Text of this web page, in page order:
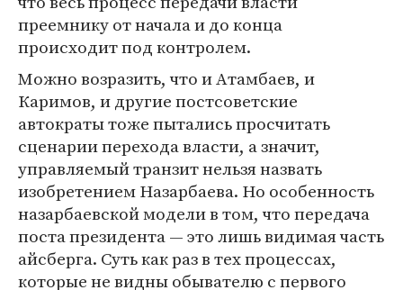
преемнику от начала и до конца
происходит под контролем.
Можно возразить, что и Атамбаев, и
Каримов, и другие постсоветские
автократы тоже пытались просчитать
сценарии перехода власти, а значит,
управляемый транзит нельзя назвать
изобретением Назарбаева. Но особенность
назарбаевской модели в том, что передача
поста президента — это лишь видимая часть
айсберга. Суть как раз в тех процессах,
которые не видны обывателю с первого